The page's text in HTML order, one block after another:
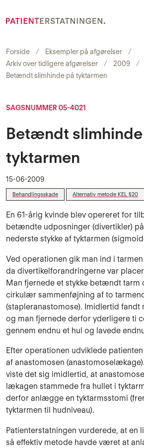
Forside
Eksempler på afgørelser
Arkiv over tidligere afgørelser
2009
Betændt slimhinde på tyktarmen
SAGSNUMMER 05-4021
Betændt
tyktarmen
15-06-2009
Behandlingsskade Alternativ metode KEL §20
En 61-årig kvinde blev opereret for
betændte udposninger (divertikler)
nederste stykke af tyktarmen
Ved operationen gik man ind i
da divertikelforandringerne var
Man fjernede et stykke betændt tarm
cirkulær sammenføjning af to
(stapleranastomose). Imidlertid fandt
og man fjernede derfor yderligere ti
gennem endnu et hul og lavede
Efter operationen udviklede
af anastomosen
viste det sig imidlertid, at
lækagen stammede fra hullet i
derfor anlægge en tyktarmsstomi
tyktarmen til hudniveau).
Patienterstatningen vurderede, at
så effektiv metode havde været at